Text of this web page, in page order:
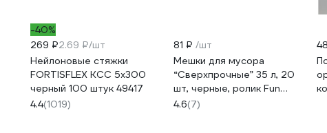
-40%
269 ₽2.69 ₽/шт
Нейлоновые стяжки
FORTISFLEX КСС 5х300
черный 100 штук 49417
4.4(1019)
81 ₽ /шт
Мешки для мусора
“Сверхпрочные” 35 л, 20
шт, черные, ролик Fun
Clean 14761
4.6(7)